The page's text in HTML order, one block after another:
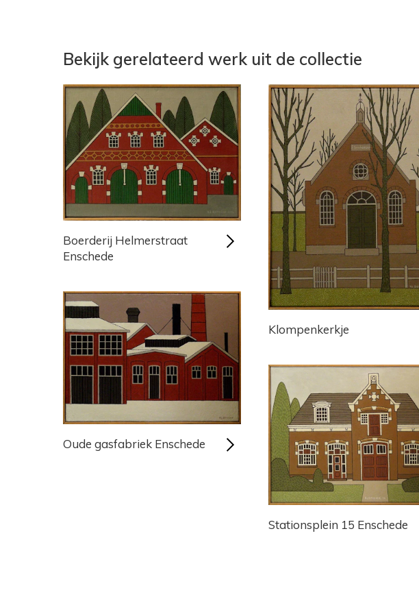
Bekijk gerelateerd werk uit de collectie
Boerderij Helmerstraat
Enschede
Klompenkerkje
Oude gasfabriek Enschede
Stationsplein 15 Enschede